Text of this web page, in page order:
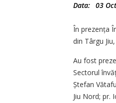
Data: 03
În prezența
din Târgu
Au fost
Sectorul
Ștefan
Jiu Nord; pr.